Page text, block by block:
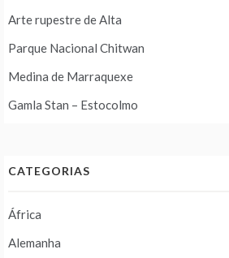
Arte rupestre de Alta
Parque Nacional Chitwan
Medina de Marraquexe
Gamla Stan – Estocolmo
CATEGORIAS
África
Alemanha